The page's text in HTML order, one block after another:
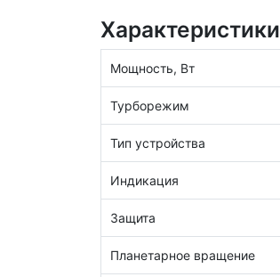
Характеристики
Мощность, Вт
Турборежим
Тип устройства
Индикация
Защита
Планетарное вращение